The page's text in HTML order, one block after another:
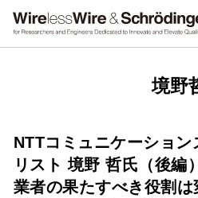
境野
NTTコミュニケーショ
リスト 境野 哲氏（後編
業者の果たすべき役割は